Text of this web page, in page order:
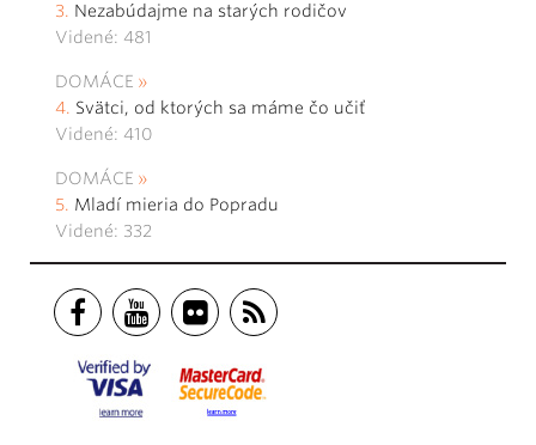
Nezabúdajme na starých rodičov
Videné: 481
DOMÁCE
Svätci, od ktorých sa máme čo učiť
Videné: 410
DOMÁCE
Mladí mieria do Popradu
Videné: 332